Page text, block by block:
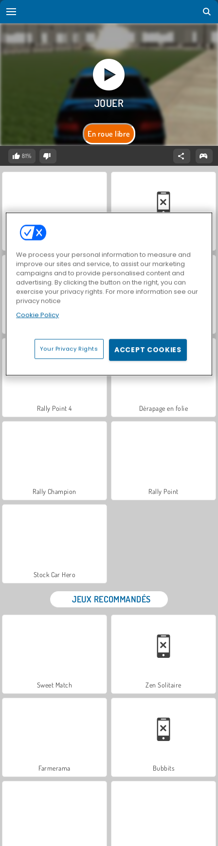
En roue libre
81%
Drift Lada Voiture Russe
Rally Point 4 Dérapage en folie
Rally Champion Rally Point
Stock Car Hero
JEUX RECOMMANDÉS
Sweet Match Zen Solitaire
Farmerama Bubbits
We process your personal information to measure and
improve our sites and service, to assist our marketing
campaigns and to provide personalised content and
advertising. By clicking the button on the right, you can
exercise your privacy rights. For more information see our
privacy notice
Cookie Policy
Your Privacy Rights ACCEPT COOKIES